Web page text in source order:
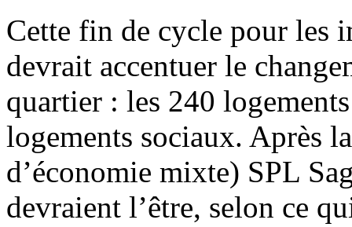
Cette fin de cycle pour les
devrait accentuer le
quartier : les 240
logements sociaux. Après
d’économie mixte) SPL
devraient l’être, selon ce